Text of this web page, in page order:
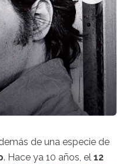
de una especie de
. Hace ya 10 años, el 12